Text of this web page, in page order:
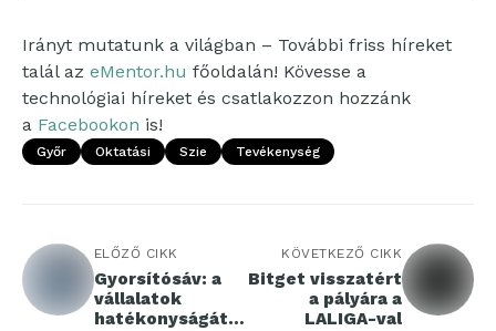
Irányt mutatunk a világban – További friss híreket
talál az eMentor.hu főoldalán! Kövesse a
technológiai híreket és csatlakozzon hozzánk
a Facebookon is!
Győr Oktatási Szie Tevékenység
ELŐZŐ CIKK
Gyorsítósáv: a
vállalatok
hatékonyságát
KÖVETKEZŐ CIKK
Bitget visszatért
a pályára a
LALIGA-val